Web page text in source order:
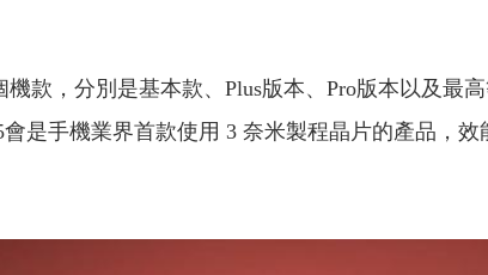
，分別是基本款、Plus版本、Pro版本以及最
會是手機業界首款使用 3 奈米製程晶片的產品，